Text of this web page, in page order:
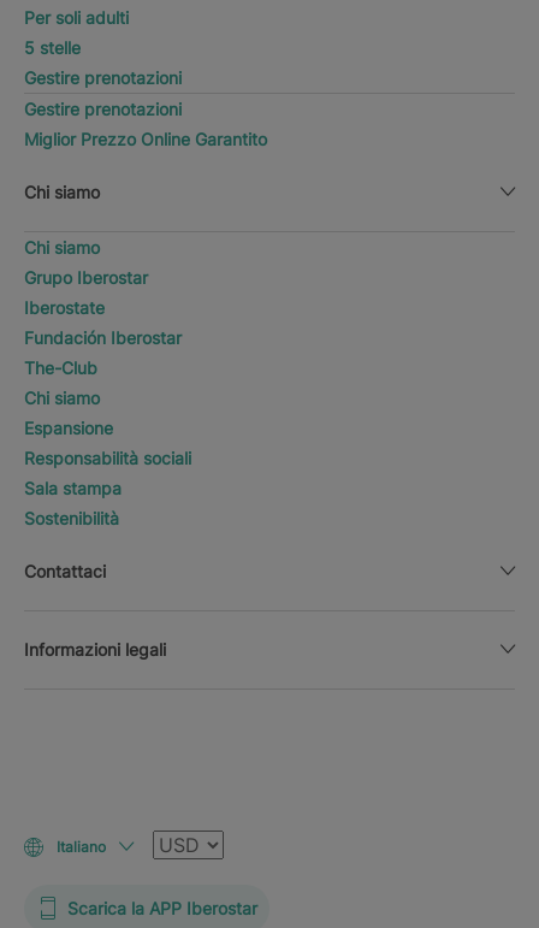
Per soli adulti
5 stelle
Gestire prenotazioni
Gestire prenotazioni
Miglior Prezzo Online Garantito
Chi siamo
Chi siamo
Grupo Iberostar
Iberostate
Fundación Iberostar
The-Club
Chi siamo
Espansione
Responsabilità sociali
Sala stampa
Sostenibilità
Contattaci
Informazioni legali
Italiano Valuta
Scarica la APP Iberostar